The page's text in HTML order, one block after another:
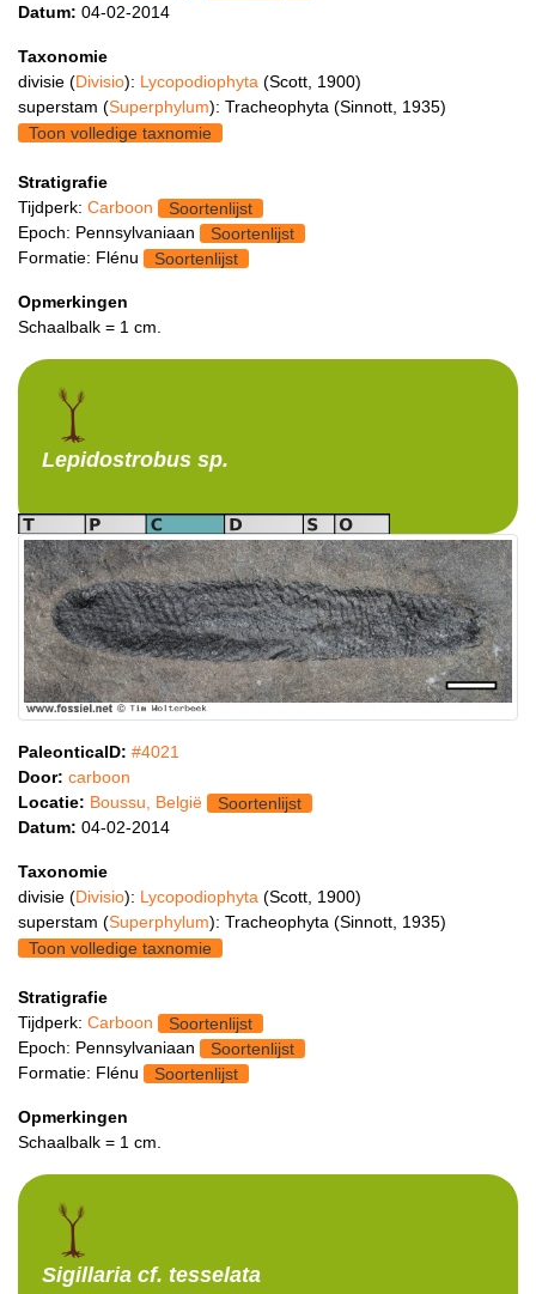
Datum: 04-02-2014
Taxonomie
divisie (Divisio): Lycopodiophyta (Scott, 1900)
superstam (Superphylum): Tracheophyta (Sinnott, 1935)
Toon volledige taxnomie
Stratigrafie
Tijdperk: Carboon
Soortenlijst
Epoch: Pennsylvaniaan
Soortenlijst
Formatie: Flénu
Soortenlijst
Opmerkingen
Schaalbalk = 1 cm.
Lepidostrobus sp.
PaleonticaID: #4021
Door: carboon
Locatie: Boussu, België
Soortenlijst
Datum: 04-02-2014
Taxonomie
divisie (Divisio): Lycopodiophyta (Scott, 1900)
superstam (Superphylum): Tracheophyta (Sinnott, 1935)
Toon volledige taxnomie
Stratigrafie
Tijdperk: Carboon
Soortenlijst
Epoch: Pennsylvaniaan
Soortenlijst
Formatie: Flénu
Soortenlijst
Opmerkingen
Schaalbalk = 1 cm.
Sigillaria cf. tesselata